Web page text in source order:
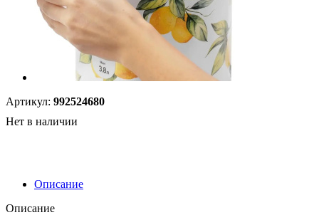
Артикул: 992524680
Нет в наличии
Описание
Описание